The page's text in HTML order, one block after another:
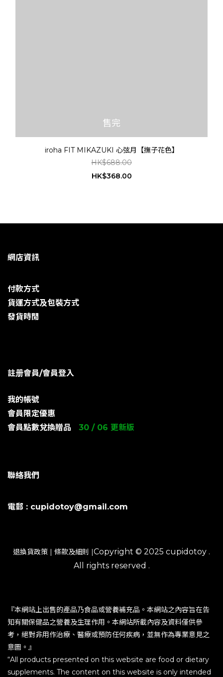
售完
iroha FIT MIKAZUKI 心弦月【撫子花色】
HK$688.00
HK$368.00
網店資訊
付款方式
貨運方式及包裝方式
發貨時閒
註册會員/會員登入
我的帳號
會員限定優惠
會員點數兌換贈品
30 / 06 更新版
聯絡我們
電郵 : cupidotoy@gmail.com
退換貨政策 | 條款及細則 |Copyright © 2025 cupidotoy .
All rights reserved .
『本網站上出售的產品乃食品或營養補充品。本網站之內容旨在告
知有關保健品之營養及生理作用。本網站所載內容及資料僅供參
考，絕對非用作治療、醫療或預防任何疾病，並無作為專業意見之
意圖。』
“All products presented on this website are food or dietary
supplements. The content on this website is only intended